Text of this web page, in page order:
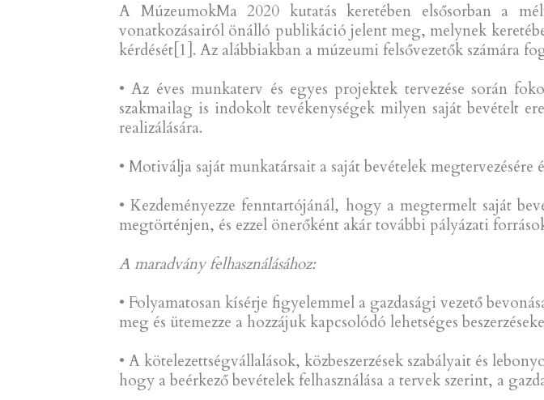
A MúzeumokMa 2020 kutatás keretében elsősorban a
vonatkozásairól önálló publikáció jelent meg, melynek
kérdését[1]. Az alábbiakban a múzeumi felsővezetők számára
• Az éves munkaterv és egyes projektek tervezése során
szakmailag is indokolt tevékenységek milyen saját bevételt
realizálására.
• Motiválja saját munkatársait a saját bevételek megtervezésére
• Kezdeményezze fenntartójánál, hogy a megtermelt saját
megtörténjen, és ezzel önerőként akár további pályázati
A maradvány felhasználásához:
• Folyamatosan kísérje figyelemmel a gazdasági vezető
meg és ütemezze a hozzájuk kapcsolódó lehetséges
• A kötelezettségvállalások, közbeszerzések szabályait és
hogy a beérkező bevételek felhasználása a tervek szerint, a